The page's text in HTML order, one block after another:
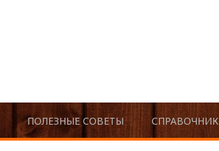
ПОЛЕЗНЫЕ СОВЕТЫ СПРАВОЧНИК